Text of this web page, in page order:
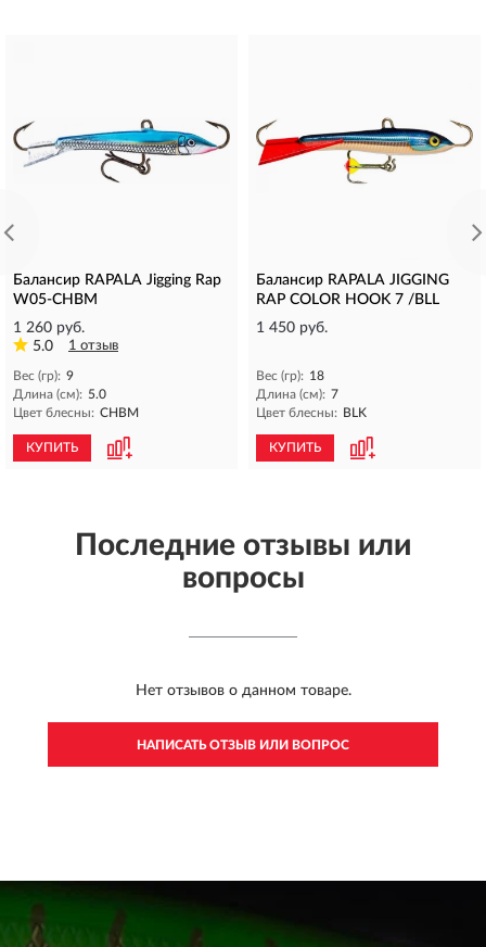
Балансир RAPALA Jigging Rap
W05-CHBM
1 260 руб.
5.0
1 отзыв
Вес (гр): 9
Длина (см): 5.0
Цвет блесны: CHBM
КУПИТЬ
Балансир RAPALA JIGGING
RAP COLOR HOOK 7 /BLL
1 450 руб.
Вес (гр): 18
Длина (см): 7
Цвет блесны: BLK
КУПИТЬ
Последние отзывы или
вопросы
Нет отзывов о данном товаре.
НАПИСАТЬ ОТЗЫВ ИЛИ ВОПРОС